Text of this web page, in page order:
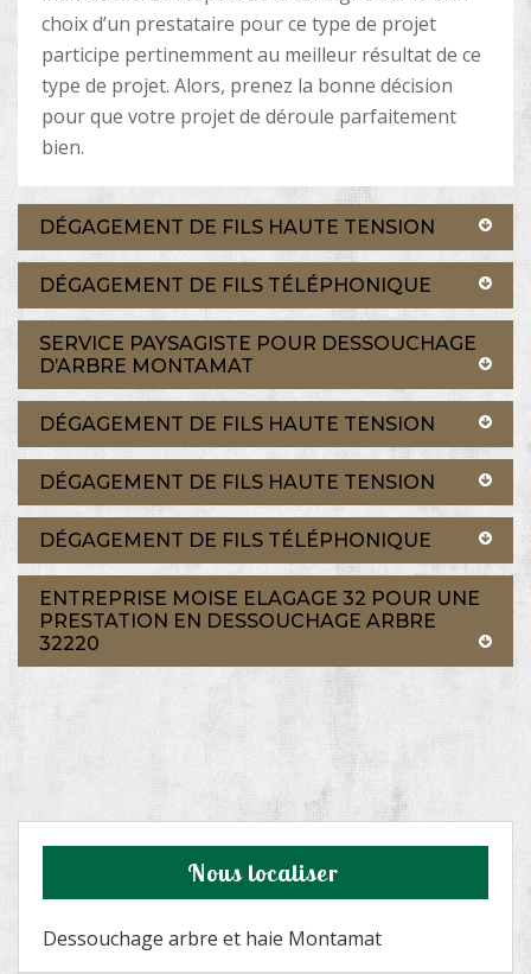
choix d’un prestataire pour ce type de projet
participe pertinemment au meilleur résultat de ce
type de projet. Alors, prenez la bonne décision
pour que votre projet de déroule parfaitement
bien.
DÉGAGEMENT DE FILS HAUTE TENSION
DÉGAGEMENT DE FILS TÉLÉPHONIQUE
SERVICE PAYSAGISTE POUR DESSOUCHAGE
D’ARBRE MONTAMAT
DÉGAGEMENT DE FILS HAUTE TENSION
DÉGAGEMENT DE FILS HAUTE TENSION
DÉGAGEMENT DE FILS TÉLÉPHONIQUE
ENTREPRISE MOISE ELAGAGE 32 POUR UNE
PRESTATION EN DESSOUCHAGE ARBRE
32220
Nous localiser
Dessouchage arbre et haie Montamat